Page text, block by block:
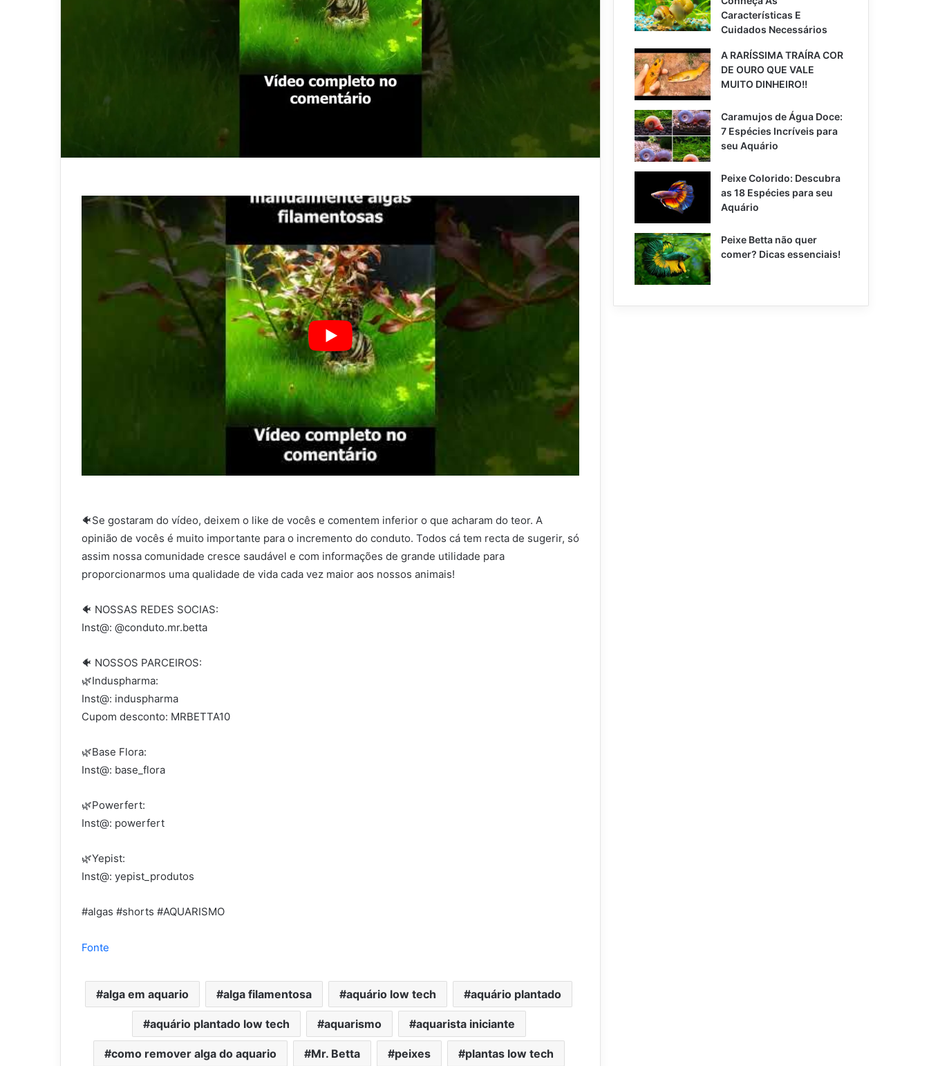
🐠Se gostaram do vídeo, deixem o like de vocês e comentem inferior o que acharam do teor. A
opinião de vocês é muito importante para o incremento do conduto. Todos cá tem recta de sugerir, só
assim nossa comunidade cresce saudável e com informações de grande utilidade para
proporcionarmos uma qualidade de vida cada vez maior aos nossos animais!
🐠 NOSSAS REDES SOCIAS:
Inst@: @conduto.mr.betta
🐠 NOSSOS PARCEIROS:
🌿Induspharma:
Inst@: induspharma
Cupom desconto: MRBETTA10
🌿Base Flora:
Inst@: base_flora
🌿Powerfert:
Inst@: powerfert
🌿Yepist:
Inst@: yepist_produtos
#algas #shorts #AQUARISMO
Fonte
alga em aquario alga filamentosa aquário low tech aquário plantado
aquário plantado low tech aquarismo aquarista iniciante
como remover alga do aquario Mr. Betta peixes plantas low tech
Características E
Cuidados Necessários
A RARÍSSIMA TRAÍRA COR
DE OURO QUE VALE
MUITO DINHEIRO!!
Caramujos de Água Doce:
7 Espécies Incríveis para
seu Aquário
Peixe Colorido: Descubra
as 18 Espécies para seu
Aquário
Peixe Betta não quer
comer? Dicas essenciais!